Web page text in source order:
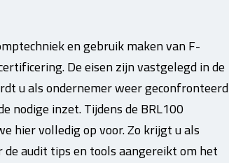
en gebruik maken van F-
De eisen zijn vastgelegd in de
u als ondernemer weer geconfronteerd
nodige inzet. Tijdens de BRL100
hier volledig op voor. Zo krijgt u als
audit tips en tools aangereikt om het